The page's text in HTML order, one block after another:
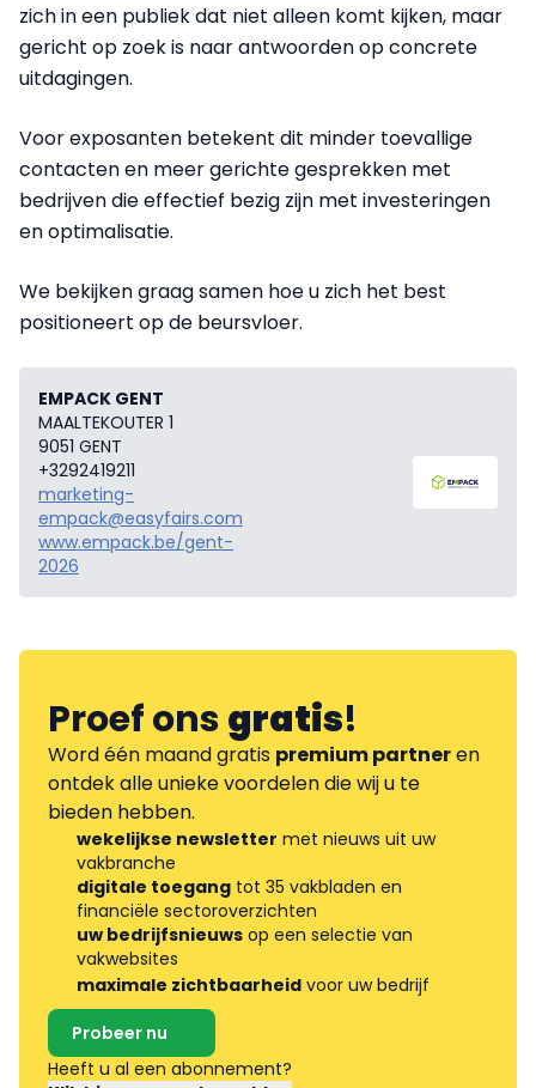
zich in een publiek dat niet alleen komt kijken, maar
gericht op zoek is naar antwoorden op concrete
uitdagingen.
Voor exposanten betekent dit minder toevallige
contacten en meer gerichte gesprekken met
bedrijven die effectief bezig zijn met investeringen
en optimalisatie.
We bekijken graag samen hoe u zich het best
positioneert op de beursvloer.
EMPACK GENT
MAALTEKOUTER 1
9051 GENT
+3292419211
marketing-
empack@easyfairs.com
www.empack.be/gent-
2026
Proef onsgratis!
Word één maand gratis premium partneren
ontdek alle unieke voordelen die wij u te
bieden hebben.
wekelijkse newsletter met nieuws uit uw
vakbranche
digitale toegang tot 35 vakbladen en
financiële sectoroverzichten
uw bedrijfsnieuws op een selectie van
vakwebsites
maximale zichtbaarheid voor uw bedrijf
Probeer nu
Heeft u al een abonnement?